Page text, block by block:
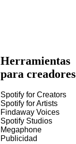
Herramientas
para creadores
Spotify for Creators
Spotify for Artists
Findaway Voices
Spotify Studios
Megaphone
Publicidad